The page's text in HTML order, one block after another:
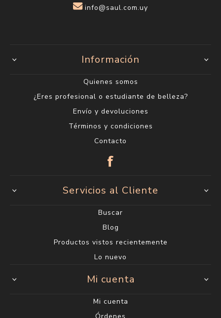
info@saul.com.uy
Información
Quienes somos
¿Eres profesional o estudiante de belleza?
Envío y devoluciones
Términos y condiciones
Contacto
Servicios al Cliente
Buscar
Blog
Productos vistos recientemente
Lo nuevo
Mi cuenta
Mi cuenta